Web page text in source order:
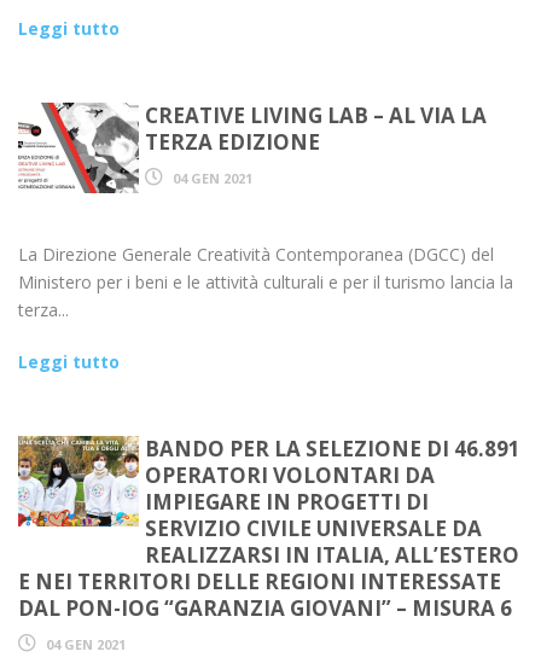
Leggi tutto
CREATIVE LIVING LAB – AL VIA LA
TERZA EDIZIONE
04 GEN 2021
La Direzione Generale Creatività Contemporanea (DGCC) del
Ministero per i beni e le attività culturali e per il turismo lancia la
terza...
Leggi tutto
BANDO PER LA SELEZIONE DI 46.891
OPERATORI VOLONTARI DA
IMPIEGARE IN PROGETTI DI
SERVIZIO CIVILE UNIVERSALE DA
REALIZZARSI IN ITALIA, ALL’ESTERO
E NEI TERRITORI DELLE REGIONI INTERESSATE
DAL PON-IOG “GARANZIA GIOVANI” – MISURA 6
04 GEN 2021